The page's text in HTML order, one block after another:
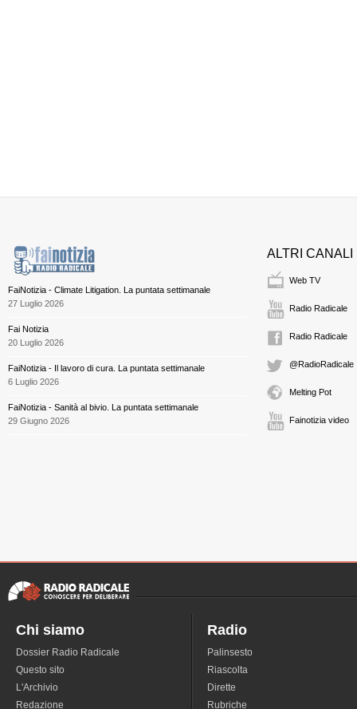
FaiNotizia - Climate Litigation. La puntata settimanale
27 Luglio 2026
Fai Notizia
20 Luglio 2026
FaiNotizia - Il lavoro di cura. La puntata settimanale
6 Luglio 2026
FaiNotizia - Sanità al bivio. La puntata settimanale
29 Giugno 2026
ALTRI CANALI
Web TV
Radio Radicale
Radio Radicale
@RadioRadicale
Melting Pot
Fainotizia video
Chi siamo
Dossier Radio Radicale
Questo sito
L'Archivio
Redazione
Radio
Palinsesto
Riascolta
Dirette
Rubriche